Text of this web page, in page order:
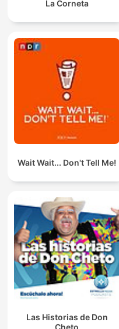
La Corneta
Wait Wait... Don't Tell Me!
Las Historias de Don
Cheto